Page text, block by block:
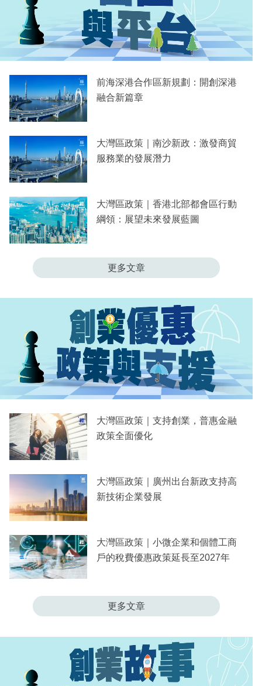
前海深港合作區新規劃：開創深港
融合新篇章
大灣區政策｜南沙新政：激發商貿
服務業的發展潛力
大灣區政策｜香港北部都會區行動
綱領：展望未來發展藍圖
更多文章
大灣區政策｜支持創業，普惠金融
政策全面優化
大灣區政策｜廣州出台新政支持高
新技術企業發展
大灣區政策｜小微企業和個體工商
戶的稅費優惠政策延長至2027年
更多文章